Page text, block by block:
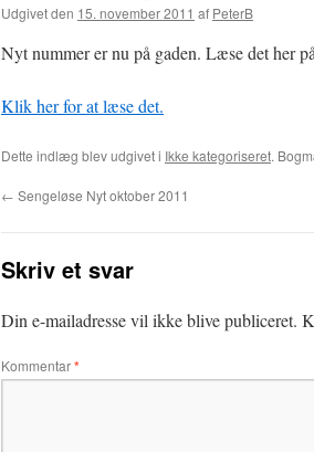
Udgivet den 15. november 2011 af PeterB
Nyt nummer er nu på gaden. Læse det her
Klik her for at læse det.
Dette indlæg blev udgivet i Ikke kategoriseret.
← Sengeløse Nyt oktober 2011
Skriv et svar
Din e-mailadresse vil ikke blive publiceret.
Kommentar*